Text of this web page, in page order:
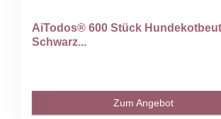
AiTodos® 600 Stück
Schwarz...
Zum Angebot